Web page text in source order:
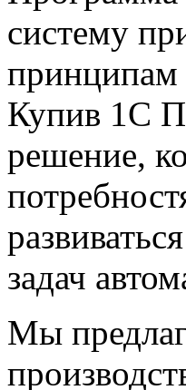
систему
принципам
Купив 1С
решение,
задач
Мы